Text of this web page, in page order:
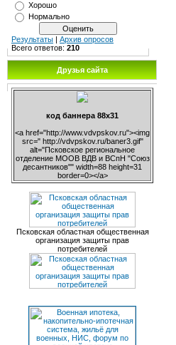
Хорошо
Нормально
Результаты | Архив опросов
Всего ответов: 210
Друзья сайта
код баннера 88х31
<a href="http://www.vdvpskov.ru"><img
src=" http://vdvpskov.ru/baner3.gif"
alt="Псковское региональное
отделение МООВ ВДВ и ВСпН "Союз
десантников"" width=88 height=31
border=0></a>
Псковская областная общественная
организация защиты прав
потребителей